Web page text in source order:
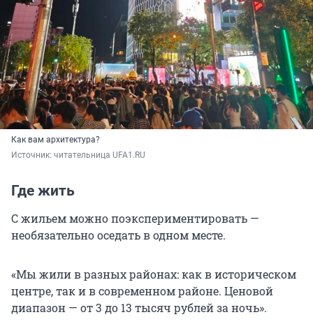
Как вам архитектура?
Источник: читательница UFA1.RU
Где жить
С жильем можно поэкспериментировать —
необязательно оседать в одном месте.
«Мы жили в разных районах: как в историческом
центре, так и в современном районе. Ценовой
диапазон — от 3 до 13 тысяч рублей за ночь».